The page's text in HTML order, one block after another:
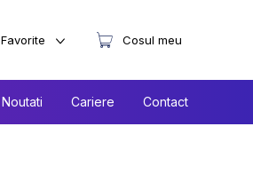
Noutati Cariere Contact
Favorite Cosul meu